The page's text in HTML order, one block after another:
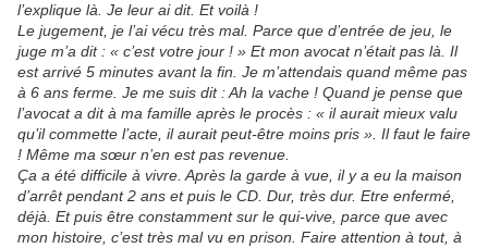
l’explique là. Je leur ai dit. Et voilà !
Le jugement, je l’ai vécu très mal. Parce que d’entrée de jeu, le
juge m’a dit : « c’est votre jour ! » Et mon avocat n’était pas là. Il
est arrivé 5 minutes avant la fin. Je m’attendais quand même pas
à 6 ans ferme. Je me suis dit : Ah la vache ! Quand je pense que
l’avocat a dit à ma famille après le procès : « il aurait mieux valu
qu’il commette l’acte, il aurait peut-être moins pris ». Il faut le faire
! Même ma sœur n’en est pas revenue.
Ça a été difficile à vivre. Après la garde à vue, il y a eu la maison
d’arrêt pendant 2 ans et puis le CD. Dur, très dur. Etre enfermé,
déjà. Et puis être constamment sur le qui-vive, parce que avec
mon histoire, c’est très mal vu en prison. Faire attention à tout, à